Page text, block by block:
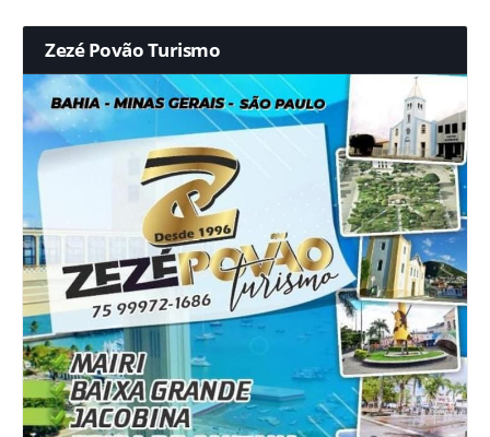
Zezé Povão Turismo